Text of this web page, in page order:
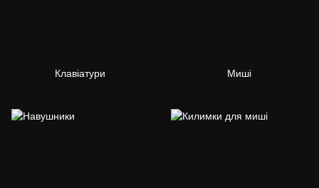
Клавіатури Миші